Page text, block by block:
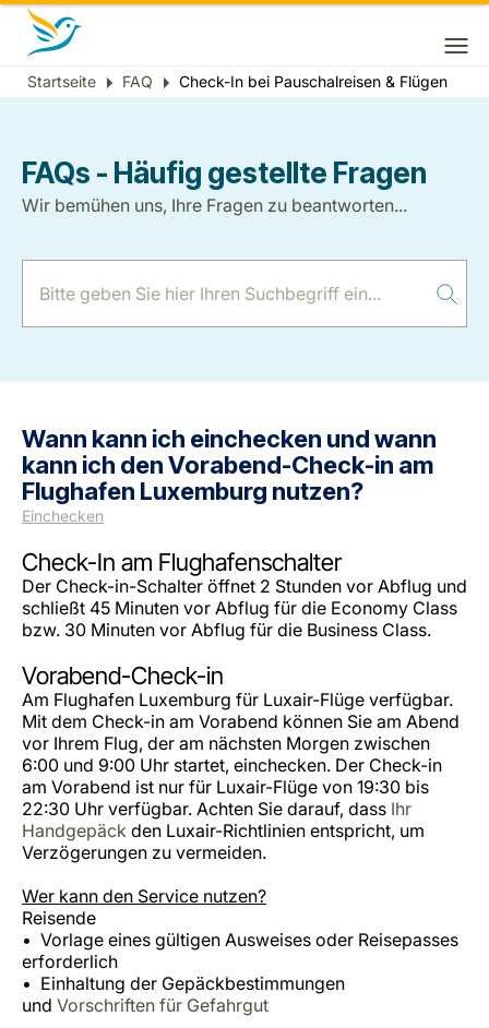
Breadcrumb
Startseite FAQ Check-In bei Pauschalreisen & Flügen
FAQs - Häufig gestellte Fragen
Wir bemühen uns, Ihre Fragen zu beantworten...
Wann kann ich einchecken und wann
kann ich den Vorabend-Check-in am
Flughafen Luxemburg nutzen?
Einchecken
Check-In am Flughafenschalter
Der Check-in-Schalter öffnet 2 Stunden vor Abflug und
schließt 45 Minuten vor Abflug für die Economy Class
bzw. 30 Minuten vor Abflug für die Business Class.
Vorabend-Check-in
Am Flughafen Luxemburg für Luxair-Flüge verfügbar.
Mit dem Check-in am Vorabend können Sie am Abend
vor Ihrem Flug, der am nächsten Morgen zwischen
6:00 und 9:00 Uhr startet, einchecken. Der Check-in
am Vorabend ist nur für Luxair-Flüge von 19:30 bis
22:30 Uhr verfügbar. Achten Sie darauf, dass Ihr
Handgepäck den Luxair-Richtlinien entspricht, um
Verzögerungen zu vermeiden.
Wer kann den Service nutzen?
Reisende
Vorlage eines gültigen Ausweises oder Reisepasses
erforderlich
Einhaltung der Gepäckbestimmungen
und Vorschriften für Gefahrgut